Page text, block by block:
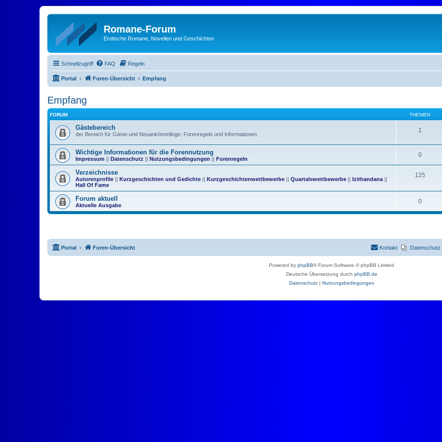
Romane-Forum
Erotische Romane, Novellen und Geschichten
Schnellzugriff FAQ Regeln
Portal Foren-Übersicht Empfang
Empfang
FORUM THEMEN
Gästebereich
der Bereich für Gäste und Neuankömmlinge: Forenregeln und Informationen
1
Wichtige Informationen für die Forennutzung
Impressum || Datenschutz || Nutzungsbedingungen || Forenregeln
0
Verzeichnisse
Autorenprofile || Kurzgeschichten und Gedichte || Kurzgeschichtenwettbewerbe || Quartalswettbewerbe || Izithandana ||
Hall Of Fame
125
Forum aktuell
Aktuelle Ausgabe
0
Portal Foren-Übersicht Datenschutz
Kontakt
Powered by phpBB® Forum Software © phpBB Limited
Deutsche Übersetzung durch phpBB.de
Datenschutz| Nutzungsbedingungen